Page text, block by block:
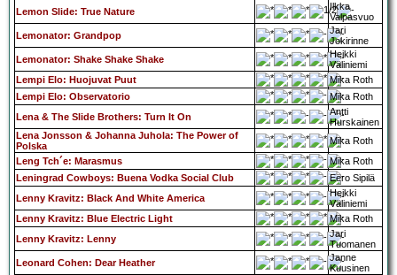
Lemon Slide: True Nature
Ilkka
Valpasvuo
Lemonator: Grandpop
Jari
Jokirinne
Lemonator: Shake Shake Shake
Heikki
Väliniemi
Lempi Elo: Huojuvat Puut
Mika Roth
Lempi Elo: Observatorio
Mika Roth
Lena & The Slide Brothers: Turn It On
Antti
Hurskainen
Lena Jonsson & Johanna Juhola: The Power of
Polska
Mika Roth
Leng Tch´e: Marasmus
Mika Roth
Leningrad Cowboys: Buena Vodka Social Club
Eero Sipilä
Lenny Kravitz: Black And White America
Heikki
Väliniemi
Lenny Kravitz: Blue Electric Light
Mika Roth
Lenny Kravitz: Lenny
Jari
Tuomanen
Leonard Cohen: Dear Heather
Janne
Kuusinen